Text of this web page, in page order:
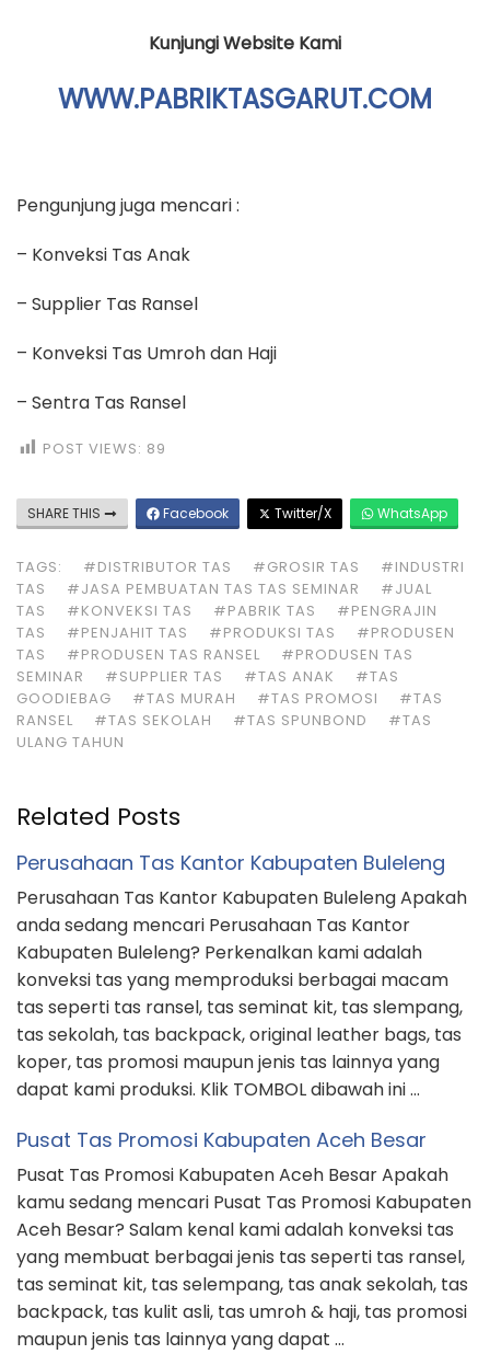
Kunjungi Website Kami
WWW.PABRIKTASGARUT.COM
Pengunjung juga mencari :
– Konveksi Tas Anak
– Supplier Tas Ransel
– Konveksi Tas Umroh dan Haji
– Sentra Tas Ransel
POST VIEWS: 89
SHARE THIS Facebook Twitter/X WhatsApp
TAGS: #DISTRIBUTOR TAS #GROSIR TAS
#INDUSTRI
TAS
#JASA PEMBUATAN TAS TAS SEMINAR
#JUAL
TAS
#KONVEKSI TAS #PABRIK TAS
#PENGRAJIN
TAS
#PENJAHIT TAS #PRODUKSI TAS
#PRODUSEN
TAS
#PRODUSEN TAS RANSEL
#PRODUSEN TAS
SEMINAR
#SUPPLIER TAS #TAS ANAK
#TAS
GOODIEBAG
#TAS MURAH #TAS PROMOSI
#TAS
RANSEL
#TAS SEKOLAH #TAS SPUNBOND
#TAS
ULANG TAHUN
Related Posts
Perusahaan Tas Kantor Kabupaten Buleleng
Perusahaan Tas Kantor Kabupaten Buleleng Apakah
anda sedang mencari Perusahaan Tas Kantor
Kabupaten Buleleng? Perkenalkan kami adalah
konveksi tas yang memproduksi berbagai macam
tas seperti tas ransel, tas seminat kit, tas slempang,
tas sekolah, tas backpack, original leather bags, tas
koper, tas promosi maupun jenis tas lainnya yang
dapat kami produksi. Klik TOMBOL dibawah ini …
Pusat Tas Promosi Kabupaten Aceh Besar
Pusat Tas Promosi Kabupaten Aceh Besar Apakah
kamu sedang mencari Pusat Tas Promosi Kabupaten
Aceh Besar? Salam kenal kami adalah konveksi tas
yang membuat berbagai jenis tas seperti tas ransel,
tas seminat kit, tas selempang, tas anak sekolah, tas
backpack, tas kulit asli, tas umroh & haji, tas promosi
maupun jenis tas lainnya yang dapat …